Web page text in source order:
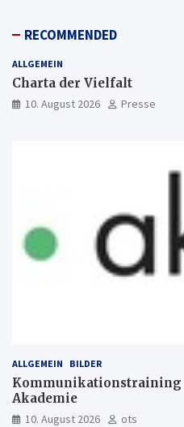
RECOMMENDED
ALLGEMEIN
Charta der Vielfalt
10. August 2026 Presse
ALLGEMEIN BILDER
Kommunikationstraining
Akademie
10. August 2026 ots